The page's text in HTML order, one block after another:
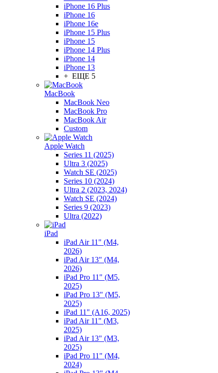
iPhone 16 Plus
iPhone 16
iPhone 16e
iPhone 15 Plus
iPhone 15
iPhone 14 Plus
iPhone 14
iPhone 13
+ ЕЩЕ 5
MacBook
MacBook Neo
MacBook Pro
MacBook Air
Custom
Apple Watch
Series 11 (2025)
Ultra 3 (2025)
Watch SE (2025)
Series 10 (2024)
Ultra 2 (2023, 2024)
Watch SE (2024)
Series 9 (2023)
Ultra (2022)
iPad
iPad Air 11" (M4,
2026)
iPad Air 13" (M4,
2026)
iPad Pro 11" (M5,
2025)
iPad Pro 13" (M5,
2025)
iPad 11" (A16, 2025)
iPad Air 11" (M3,
2025)
iPad Air 13" (M3,
2025)
iPad Pro 11" (M4,
2024)